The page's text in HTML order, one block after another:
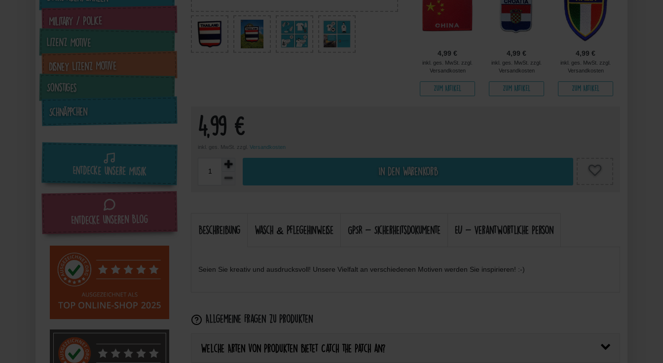
Military / Police
Lizenz Motive
Disney Lizenz Motive
Sonstiges
Schnäppchen
Entdecke unsere Musik
Entdecke unseren Blog
4,99 € 4,99 €
inkl. ges. MwSt. zzgl.
Versandkosten
Zum Artikel
4,99 €
inkl. ges. MwSt. zzgl.
Versandkosten
Zum Artikel
4,99 €
inkl. ges. MwSt. zzgl.
Versandkosten
Zum Artikel
4,99 €
inkl. ges. MwSt. zzgl. Versandkosten
In den Warenkorb
Beschreibung Wasch & Pflegehinweise GPSR - Sicherheitsdokumente EU - Verantwortliche Person
Seien Sie kreativ und ausdrucksvoll! Unsere Vielfalt an verschiedenen Motiven werden Sie inspirieren! :-)
Allgemeine Fragen zu Produkten
Welche Arten von Produkten bietet Catch the Patch an?